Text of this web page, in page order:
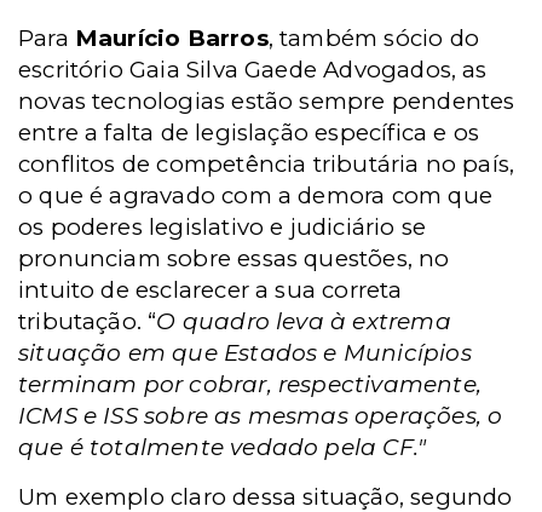
Para Maurício Barros, também sócio do
escritório Gaia Silva Gaede Advogados, as
novas tecnologias estão sempre pendentes
entre a falta de legislação específica e os
conflitos de competência tributária no país,
o que é agravado com a demora com que
os poderes legislativo e judiciário se
pronunciam sobre essas questões, no
intuito de esclarecer a sua correta
tributação. “O quadro leva à extrema
situação em que Estados e Municípios
terminam por cobrar, respectivamente,
ICMS e ISS sobre as mesmas operações, o
que é totalmente vedado pela CF."
Um exemplo claro dessa situação, segundo